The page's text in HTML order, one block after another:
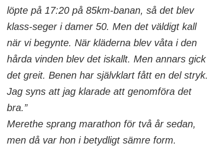
löpte på 17:20 på 85km-banan, så det blev
klass-seger i damer 50. Men det väldigt kall
när vi begynte. När kläderna blev våta i den
hårda vinden blev det iskallt. Men annars gick
det greit. Benen har självklart fått en del stryk.
Jag syns att jag klarade att genomföra det
bra.”
Merethe sprang marathon för två år sedan,
men då var hon i betydligt sämre form.